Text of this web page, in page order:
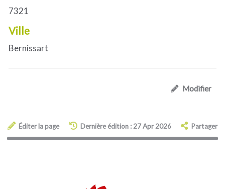
7321
Ville
Bernissart
Modifier
Éditer la page Dernière édition : 27 Apr 2026 Partager